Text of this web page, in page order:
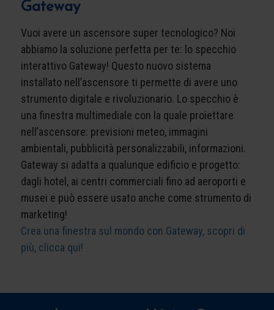
Gateway
Vuoi avere un ascensore super tecnologico? Noi
abbiamo la soluzione perfetta per te: lo specchio
interattivo Gateway! Questo nuovo sistema
installato nell’ascensore ti permette di avere uno
strumento digitale e rivoluzionario. Lo specchio è
una finestra multimediale con la quale proiettare
nell’ascensore: previsioni meteo, immagini
ambientali, pubblicità personalizzabili, informazioni.
Gateway si adatta a qualunque edificio e progetto:
dagli hotel, ai centri commerciali fino ad aeroporti e
musei e può essere usato anche come strumento di
marketing!
Crea una finestra sul mondo con Gateway, scopri di
più, clicca qui!